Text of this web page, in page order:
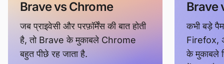
Brave vs Chrome
जब प्राइवेसी और परफ़ॉर्मेंस की बात होती
है, तो Brave के मुकाबले Chrome
बहुत पीछे रह जाता है.
Brave
कभी बड़े
Firefox,
के मुकाबले